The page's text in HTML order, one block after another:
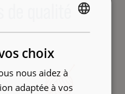
qualité
choix
nous aidez à
adaptée à vos